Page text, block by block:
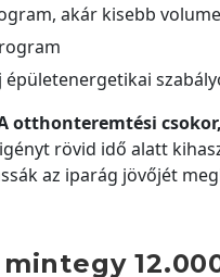
akár kisebb
otthonteremtési
rövid idő alatt
az iparág jövőjét